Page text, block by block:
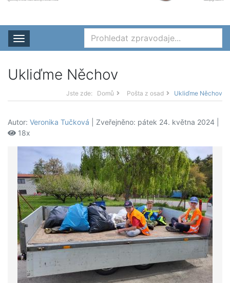
Rozbalit nabídku
Ukliďme Něchov
Jste zde: Domů Pošta z osad Ukliďme Něchov
Autor: Veronika Tučková | Zveřejněno: pátek 24. května 2024 |
18x